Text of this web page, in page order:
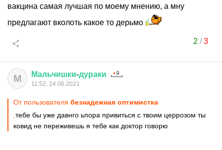
вакцина самая лучшая по моему мнению, а мну
предлагают вколоть какое то дерьмо
2 /3
М Мальчишки-дураки
11:52, 24.06.2021
От пользователя безнадежная оптимистка
.тебе бы уже давнго ьпора привиться с твоим церрозом ты
ковид не переживешь я тебе как доктор говорю